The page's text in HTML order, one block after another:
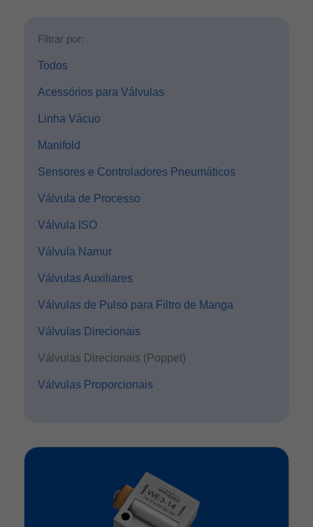
Filtrar por:
Todos
Acessórios para Válvulas
Linha Vácuo
Manifold
Sensores e Controladores Pneumáticos
Válvula de Processo
Válvula ISO
Válvula Namur
Válvulas Auxiliares
Válvulas de Pulso para Filtro de Manga
Válvulas Direcionais
Válvulas Direcionais (Poppet)
Válvulas Proporcionais